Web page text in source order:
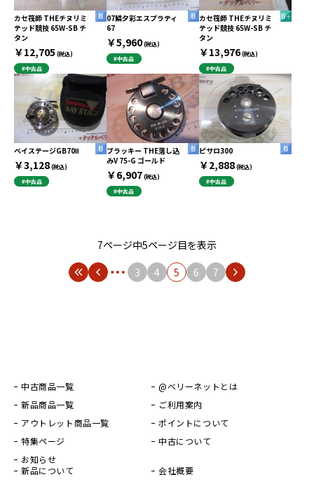
カセ筏師 THEチヌリミ
テッド競技 65W-SB チ
タン
￥12,705 (税込)
#中古品
07鱗夕彩エスプラティ
67
￥5,960(税込)
#中古品
カセ筏師 THEチヌリミ
テッド競技 65W-SB チ
タン
￥13,976(税込)
#中古品
ベイステージGB70Ⅱ
￥3,128(税込)
#中古品
ブラッキー THE落し込
みV 75-G ゴールド
￥6,907(税込)
#中古品
ピサロ300
￥2,888(税込)
#中古品
7ページ中5ページ目を表示
3
4 5 6 7
中古商品一覧
新品商品一覧
アウトレット商品一覧
特集ページ
お知らせ
@ベリーネットとは
ご利用案内
ポイントについて
中古について
新品について
会社概要